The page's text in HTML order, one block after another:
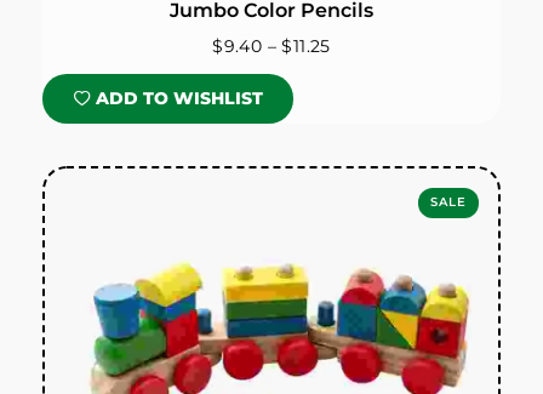
Jumbo Color Pencils
$9.40 – $11.25
ADD TO WISHLIST
SALE